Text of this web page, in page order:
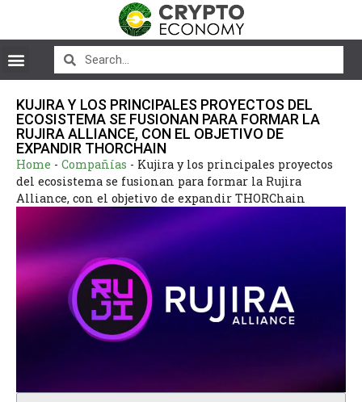
KUJIRA Y LOS PRINCIPALES PROYECTOS DEL
ECOSISTEMA SE FUSIONAN PARA FORMAR LA
RUJIRA ALLIANCE, CON EL OBJETIVO DE
EXPANDIR THORCHAIN
Home - Compañías - Kujira y los principales proyectos
del ecosistema se fusionan para formar la Rujira
Alliance, con el objetivo de expandir THORChain